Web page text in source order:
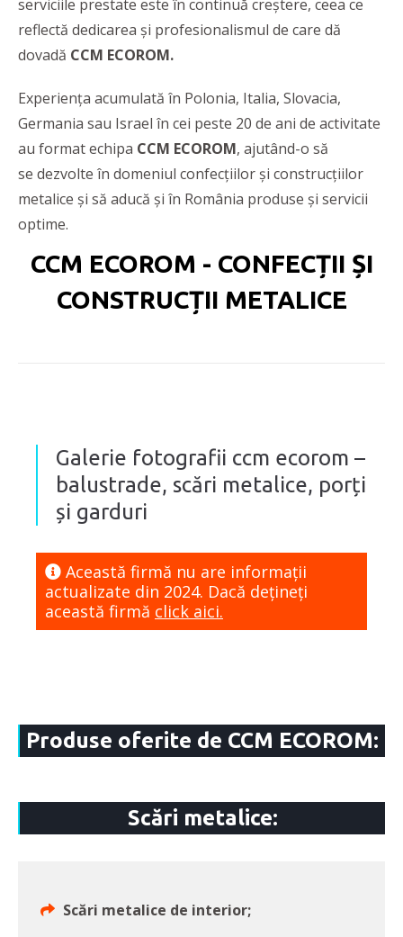
serviciile prestate este în continuă creștere, ceea ce
reflectă dedicarea și profesionalismul de care dă
dovadă CCM ECOROM.
Experiența acumulată în Polonia, Italia, Slovacia,
Germania sau Israel în cei peste 20 de ani de activitate
au format echipa CCM ECOROM, ajutând-o să
se dezvolte în domeniul confecțiilor și construcțiilor
metalice și să aducă și în România produse și servicii
optime.
CCM ECOROM - CONFECȚII ȘI
CONSTRUCȚII METALICE
Galerie fotografii ccm ecorom –
balustrade, scări metalice, porți
și garduri
Această firmă nu are informaţii
actualizate din 2024. Dacă dețineți
această firmă click aici.
Produse oferite de CCM ECOROM:
Scări metalice:
Scări metalice de interior;